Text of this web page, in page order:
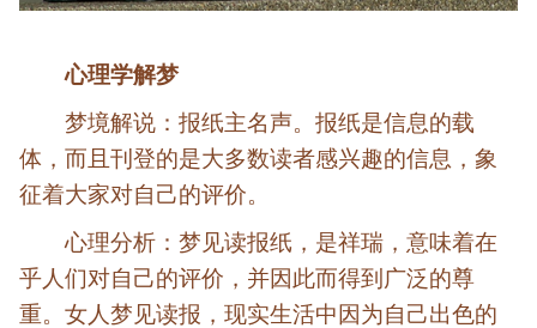
心理学解梦
梦境解说：报纸主名声。报纸是信息的载
体，而且刊登的是大多数读者感兴趣的信息，象
征着大家对自己的评价。
心理分析：梦见读报纸，是祥瑞，意味着在
乎人们对自己的评价，并因此而得到广泛的尊
重。女人梦见读报，现实生活中因为自己出色的